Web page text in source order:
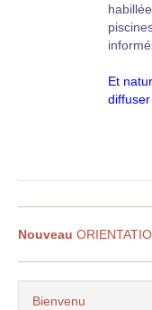
Et
Nouveau
Bienvenu